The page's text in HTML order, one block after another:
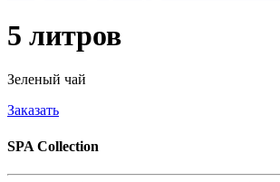
5 литров
Зеленый чай
Заказать
SPA Collection